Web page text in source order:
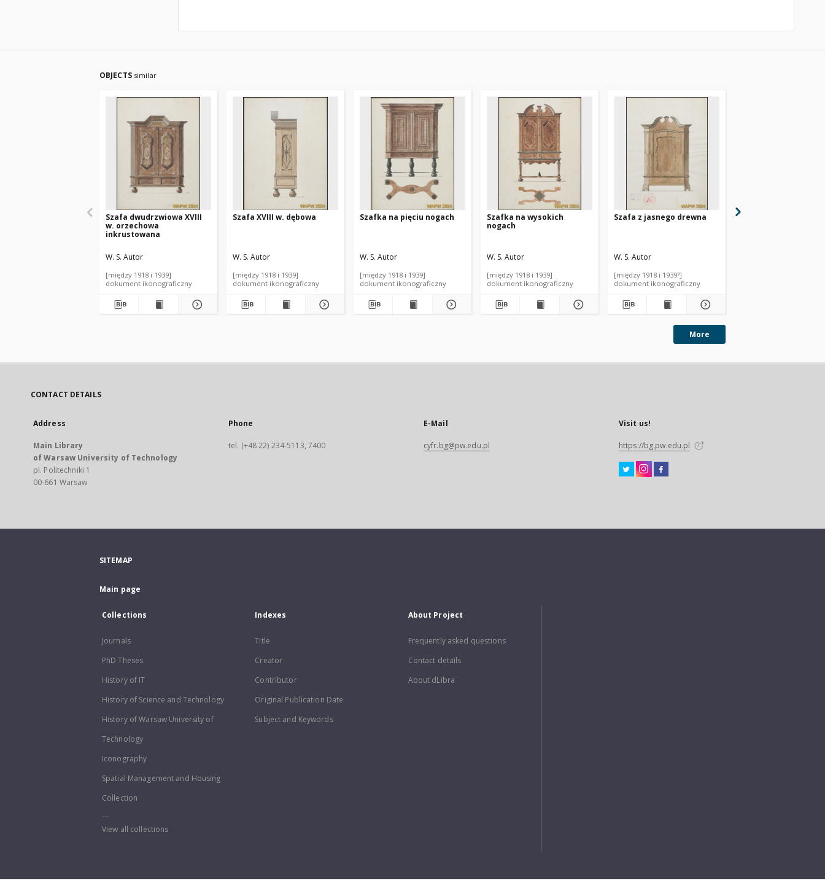
OBJECTS similar
Szafa dwudrzwiowa XVIII
w. orzechowa
inkrustowana
W. S. Autor
[między 1918 i 1939]
dokument ikonograficzny
Szafa XVIII w. dębowa
W. S. Autor
[między 1918 i 1939]
dokument ikonograficzny
Szafka na pięciu nogach
W. S. Autor
[między 1918 i 1939]
dokument ikonograficzny
Szafka na wysokich
nogach
W. S. Autor
[między 1918 i 1939]
dokument ikonograficzny
Szafa z jasnego drewna
W. S. Autor
[między 1918 i 1939?]
dokument ikonograficzny
More
CONTACT DETAILS
Address
Main Library
of Warsaw University of Technology
pl. Politechniki 1
00-661 Warsaw
Phone
tel. (+48 22) 234-5113, 7400
E-Mail
cyfr.bg@pw.edu.pl
Visit us!
https://bg.pw.edu.pl
SITEMAP
Main page
Collections
Journals
PhD Theses
History of IT
History of Science and Technology
History of Warsaw University of
Technology
Iconography
Spatial Management and Housing
Collection
...
View all collections
Indexes
Title
Creator
Contributor
Original Publication Date
Subject and Keywords
About Project
Frequently asked questions
Contact details
About dLibra